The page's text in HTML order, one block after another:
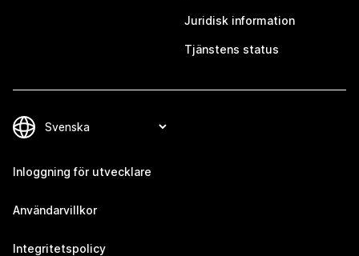
Juridisk information
Tjänstens status
Inloggning för utvecklare
Användarvillkor
Integritetspolicy